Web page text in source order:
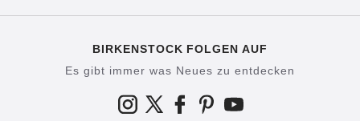
BIRKENSTOCK FOLGEN AUF
Es gibt immer was Neues zu entdecken